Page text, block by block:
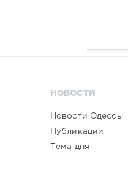
НОВОСТИ
Новости Одессы
Публикации
Тема дня